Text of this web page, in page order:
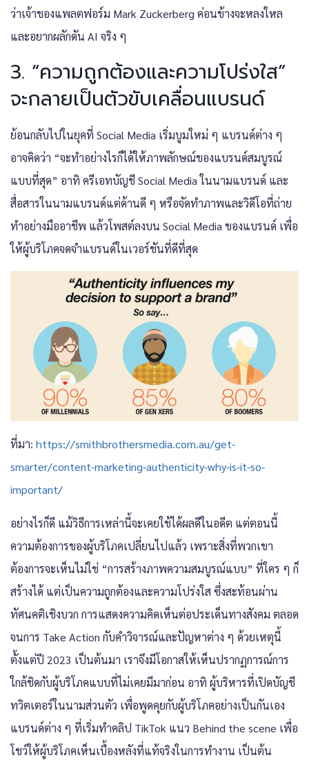
ว่าเจ้าของแพลตฟอร์ม Mark Zuckerberg ค่อนข้างจะหลงใหล
และอยากผลักดัน AI จริง ๆ
3. “ความถูกต้องและความโปร่งใส”
จะกลายเป็นตัวขับเคลื่อนแบรนด์
ย้อนกลับไปในยุคที่ Social Media เริ่มบูมใหม่ ๆ แบรนด์ต่าง ๆ
อาจคิดว่า “จะทำอย่างไรก็ได้ให้ภาพลักษณ์ของแบรนด์สมบูรณ์
แบบที่สุด” อาทิ ครีเอทบัญชี Social Media ในนามแบรนด์ และ
สื่อสารในนามแบรนด์แต่ด้านดี ๆ หรือจัดทำภาพและวิดีโอที่ถ่าย
ทำอย่างมืออาชีพ แล้วโพสต์ลงบน Social Media ของแบรนด์ เพื่อ
ให้ผู้บริโภคจดจำแบรนด์ในเวอร์ชันที่ดีที่สุด
ที่มา: https://smithbrothersmedia.com.au/get-
smarter/content-marketing-authenticity-why-is-it-so-
important/
อย่างไรก็ดี แม้วิธีการเหล่านี้จะเคยใช้ได้ผลดีในอดีต แต่ตอนนี้
ความต้องการของผู้บริโภคเปลี่ยนไปแล้ว เพราะสิ่งที่พวกเขา
ต้องการจะเห็นไม่ใช่ “การสร้างภาพความสมบูรณ์แบบ” ที่ใคร ๆ ก็
สร้างได้ แต่เป็นความถูกต้องและความโปร่งใส ซึ่งสะท้อนผ่าน
ทัศนคติเชิงบวก การแสดงความคิดเห็นต่อประเด็นทางสังคม ตลอด
จนการ Take Action กับคำวิจารณ์และปัญหาต่าง ๆ ด้วยเหตุนี้
ตั้งแต่ปี 2023 เป็นต้นมา เราจึงมีโอกาสให้เห็นปรากฏการณ์การ
ใกล้ชิดกับผู้บริโภคแบบที่ไม่เคยมีมาก่อน อาทิ ผู้บริหารที่เปิดบัญชี
ทวิตเตอร์ในนามส่วนตัว เพื่อพูดคุยกับผู้บริโภคอย่างเป็นกันเอง
แบรนด์ต่าง ๆ ที่เริ่มทำคลิป TikTok แนว Behind the scene เพื่อ
โชว์ให้ผู้บริโภคเห็นเบื้องหลังที่แท้จริงในการทำงาน เป็นต้น